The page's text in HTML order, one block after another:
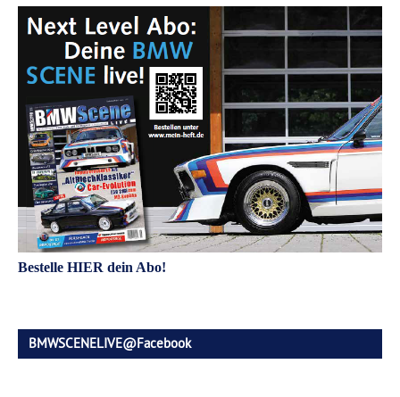
Bestelle HIER dein Abo!
BMWSCENELIVE@Facebook